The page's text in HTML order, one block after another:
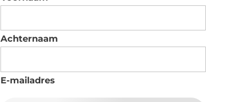
Achternaam
E-mailadres